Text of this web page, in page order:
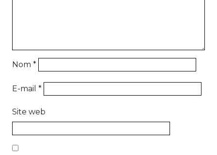
Nom *
E-mail *
Site web